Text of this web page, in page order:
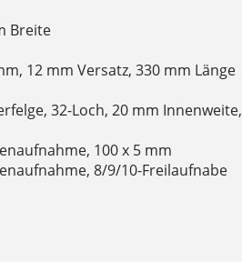
Breite
12 mm Versatz, 330 mm Länge
32-Loch, 20 mm Innenweite,
100 x 5 mm
8/9/10-Freilaufnabe